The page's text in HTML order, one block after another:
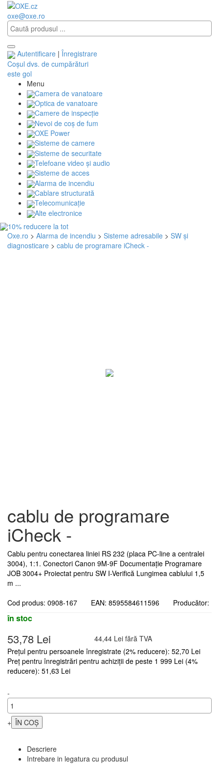
oxe@oxe.ro
Autentificare | Înregistrare
Coșul dvs. de cumpărături
este gol
Menu
Camera de vanatoare
Optica de vanatoare
Camere de inspecție
Nevoi de coș de fum
OXE Power
Sisteme de camere
Sisteme de securitate
Telefoane video și audio
Sisteme de acces
Alarma de incendiu
Cablare structurată
Telecomunicaţie
Alte electronice
Oxe.ro > Alarma de incendiu > Sisteme adresabile > SW și
diagnosticare > cablu de programare iCheck -
cablu de programare
iCheck -
Cablu pentru conectarea liniei RS 232 (placa PC-line a centralei
3004), 1:1. Conectori Canon 9M-9F Documentație Programare
JOB 3004+ Proiectat pentru SW I-Verifică Lungimea cablului 1,5
m ...
Cod produs: 0908-167 EAN: 8595584611596 Producător:
în stoc
53,78 Lei
44,44 Lei fără TVA
Prețul pentru persoanele înregistrate (2% reducere): 52,70 Lei
Preț pentru înregistrări pentru achiziții de peste 1 999 Lei (4%
reducere): 51,63 Lei
-
+
Descriere
Intrebare in legatura cu produsul